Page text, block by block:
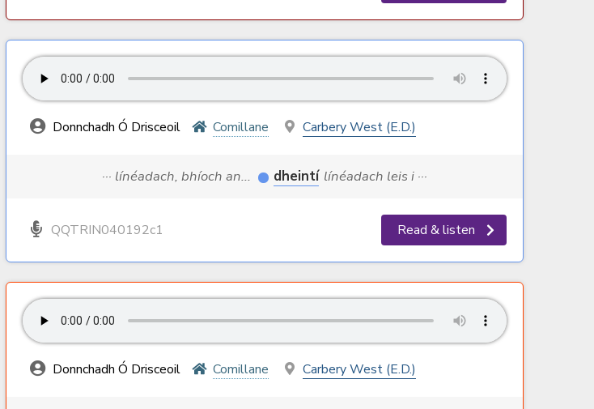
Donnchadh Ó Drisceoil Comillane Carbery West (E.D.)
··· línéadach, bhíoch an... dheintí línéadach leis i ···
QQTRIN040192c1 Read & listen
Donnchadh Ó Drisceoil Comillane Carbery West (E.D.)